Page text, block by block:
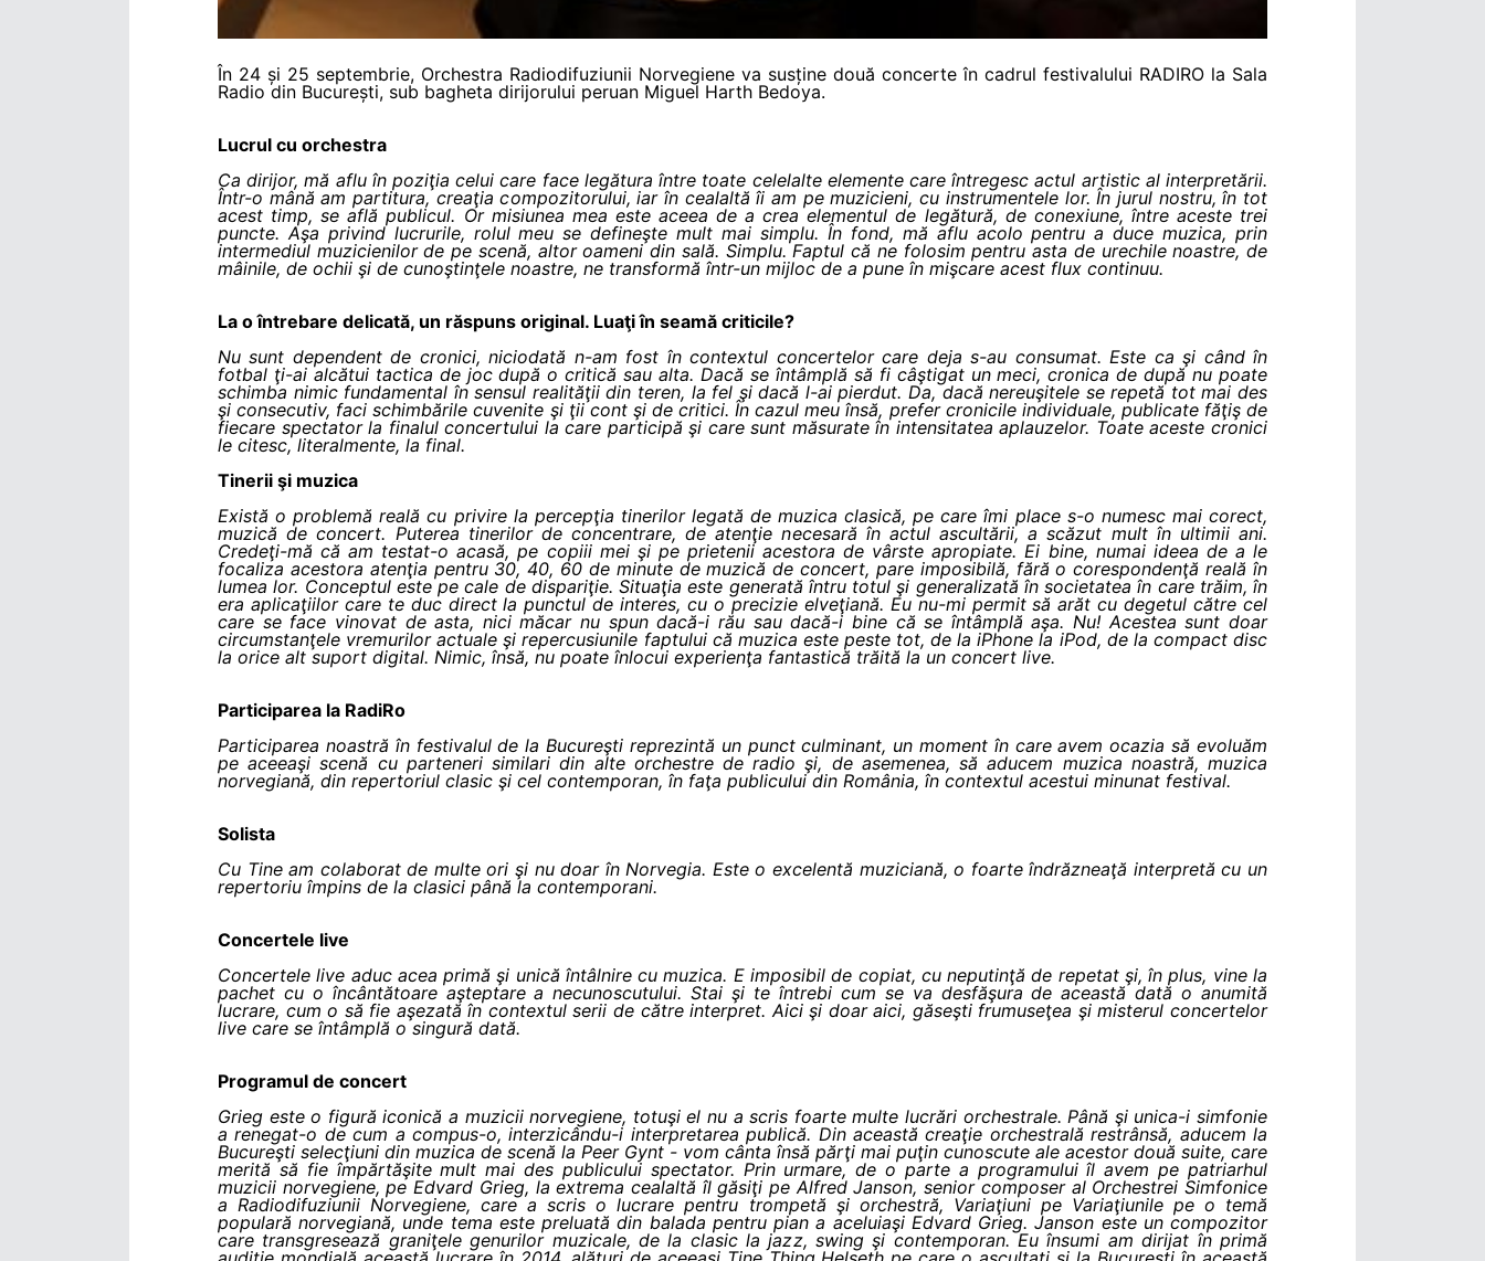
În 24 și 25 septembrie, Orchestra Radiodifuziunii Norvegiene va susține două concerte în cadrul festivalului RADIRO la Sala
Radio din București, sub bagheta dirijorului peruan Miguel Harth Bedoya.
Lucrul cu orchestra
Ca dirijor, mă aflu în poziţia celui care face legătura între toate celelalte elemente care întregesc actul artistic al interpretării.
Într-o mână am partitura, creaţia compozitorului, iar în cealaltă îi am pe muzicieni, cu instrumentele lor. În jurul nostru, în tot
acest timp, se află publicul. Or misiunea mea este aceea de a crea elementul de legătură, de conexiune, între aceste trei
puncte. Aşa privind lucrurile, rolul meu se defineşte mult mai simplu. În fond, mă aflu acolo pentru a duce muzica, prin
intermediul muzicienilor de pe scenă, altor oameni din sală. Simplu. Faptul că ne folosim pentru asta de urechile noastre, de
mâinile, de ochii şi de cunoştinţele noastre, ne transformă într-un mijloc de a pune în mişcare acest flux continuu.
La o întrebare delicată, un răspuns original. Luaţi în seamă criticile?
Nu sunt dependent de cronici, niciodată n-am fost în contextul concertelor care deja s-au consumat. Este ca şi când în
fotbal ţi-ai alcătui tactica de joc după o critică sau alta. Dacă se întâmplă să fi câştigat un meci, cronica de după nu poate
schimba nimic fundamental în sensul realităţii din teren, la fel şi dacă l-ai pierdut. Da, dacă nereuşitele se repetă tot mai des
şi consecutiv, faci schimbările cuvenite şi ţii cont şi de critici. În cazul meu însă, prefer cronicile individuale, publicate făţiş de
fiecare spectator la finalul concertului la care participă şi care sunt măsurate în intensitatea aplauzelor. Toate aceste cronici
le citesc, literalmente, la final.
Tinerii şi muzica
Există o problemă reală cu privire la percepţia tinerilor legată de muzica clasică, pe care îmi place s-o numesc mai corect,
muzică de concert. Puterea tinerilor de concentrare, de atenţie necesară în actul ascultării, a scăzut mult în ultimii ani.
Credeţi-mă că am testat-o acasă, pe copiii mei şi pe prietenii acestora de vârste apropiate. Ei bine, numai ideea de a le
focaliza acestora atenţia pentru 30, 40, 60 de minute de muzică de concert, pare imposibilă, fără o corespondenţă reală în
lumea lor. Conceptul este pe cale de dispariţie. Situaţia este generată întru totul şi generalizată în societatea în care trăim, în
era aplicaţiilor care te duc direct la punctul de interes, cu o precizie elveţiană. Eu nu-mi permit să arăt cu degetul către cel
care se face vinovat de asta, nici măcar nu spun dacă-i rău sau dacă-i bine că se întâmplă aşa. Nu! Acestea sunt doar
circumstanţele vremurilor actuale şi repercusiunile faptului că muzica este peste tot, de la iPhone la iPod, de la compact disc
la orice alt suport digital. Nimic, însă, nu poate înlocui experienţa fantastică trăită la un concert live.
Participarea la RadiRo
Participarea noastră în festivalul de la Bucureşti reprezintă un punct culminant, un moment în care avem ocazia să evoluăm
pe aceeaşi scenă cu parteneri similari din alte orchestre de radio şi, de asemenea, să aducem muzica noastră, muzica
norvegiană, din repertoriul clasic şi cel contemporan, în faţa publicului din România, în contextul acestui minunat festival.
Solista
Cu Tine am colaborat de multe ori şi nu doar în Norvegia. Este o excelentă muziciană, o foarte îndrăzneaţă interpretă cu un
repertoriu împins de la clasici până la contemporani.
Concertele live
Concertele live aduc acea primă şi unică întâlnire cu muzica. E imposibil de copiat, cu neputinţă de repetat şi, în plus, vine la
pachet cu o încântătoare aşteptare a necunoscutului. Stai şi te întrebi cum se va desfăşura de această dată o anumită
lucrare, cum o să fie aşezată în contextul serii de către interpret. Aici şi doar aici, găseşti frumuseţea şi misterul concertelor
live care se întâmplă o singură dată.
Programul de concert
Grieg este o figură iconică a muzicii norvegiene, totuşi el nu a scris foarte multe lucrări orchestrale. Până şi unica-i simfonie
a renegat-o de cum a compus-o, interzicându-i interpretarea publică. Din această creaţie orchestrală restrânsă, aducem la
Bucureşti selecţiuni din muzica de scenă la Peer Gynt - vom cânta însă părţi mai puţin cunoscute ale acestor două suite, care
merită să fie împărtăşite mult mai des publicului spectator. Prin urmare, de o parte a programului îl avem pe patriarhul
muzicii norvegiene, pe Edvard Grieg, la extrema cealaltă îl găsiţi pe Alfred Janson, senior composer al Orchestrei Simfonice
a Radiodifuziunii Norvegiene, care a scris o lucrare pentru trompetă şi orchestră, Variaţiuni pe Variaţiunile pe o temă
populară norvegiană, unde tema este preluată din balada pentru pian a aceluiaşi Edvard Grieg. Janson este un compozitor
care transgresează graniţele genurilor muzicale, de la clasic la jazz, swing şi contemporan. Eu însumi am dirijat în primă